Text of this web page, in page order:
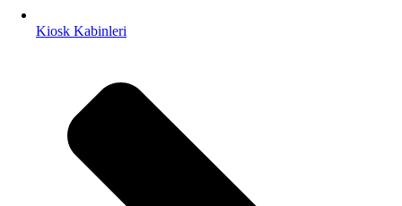
Kiosk Kabinleri